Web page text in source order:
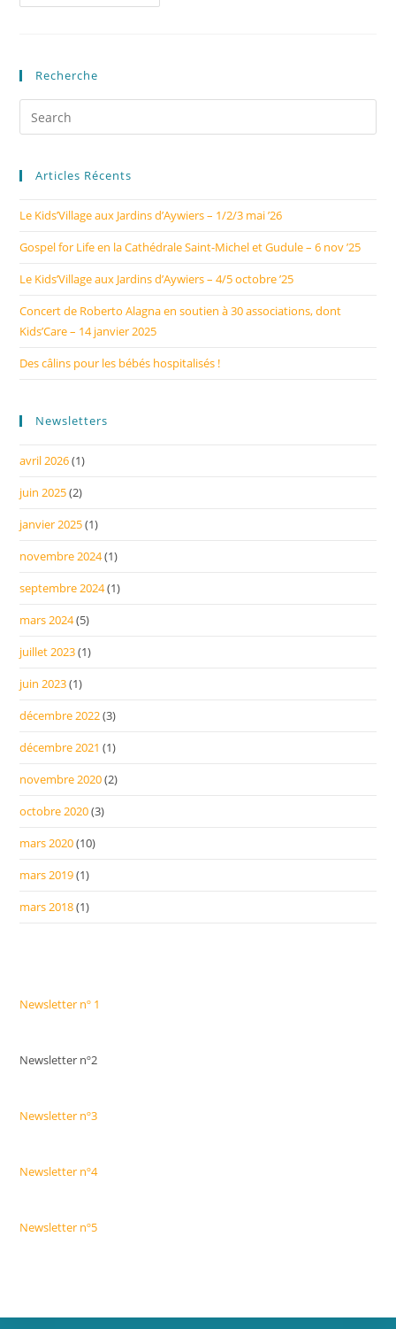
Recherche
Articles Récents
Le Kids’Village aux Jardins d’Aywiers – 1/2/3 mai ’26
Gospel for Life en la Cathédrale Saint-Michel et Gudule – 6 nov ’25
Le Kids’Village aux Jardins d’Aywiers – 4/5 octobre ’25
Concert de Roberto Alagna en soutien à 30 associations, dont
Kids’Care – 14 janvier 2025
Des câlins pour les bébés hospitalisés !
Newsletters
avril 2026(1)
juin 2025(2)
janvier 2025(1)
novembre 2024(1)
septembre 2024(1)
mars 2024(5)
juillet 2023(1)
juin 2023(1)
décembre 2022(3)
décembre 2021 (1)
novembre 2020(2)
octobre 2020(3)
mars 2020(10)
mars 2019(1)
mars 2018(1)
Newsletter nº 1
Newsletter nº2
Newsletter nº3
Newsletter nº4
Newsletter nº5